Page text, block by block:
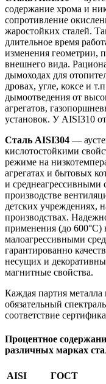
содержание хрома и
сопротивление
жаростойких сталей.
длительное время
изменения геометрии,
внешнего вида.
дымоходах для
дровах, угле, коксе и
дымоотведения от
агрегатов,
установок. У AISI310
Сталь AISI304 —
кислотостойкими
режиме на
агрегатах и бытовых
и среднеагрессивными
производстве
детских учреждениях,
производствах.
применения (до 600°С)
малоагрессивными
гарантированно
несущих и
магнитные свойства.
Каждая партия металла
обязательный
соответствие
Процентное
различных марках
AISI ГОСТ